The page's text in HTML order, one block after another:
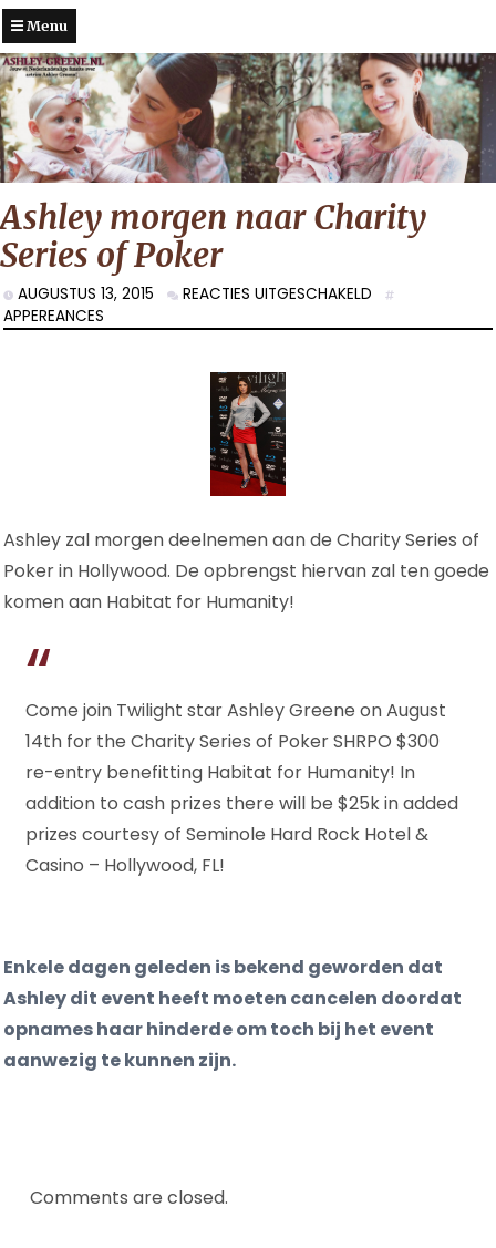
Menu
Ashley morgen naar Charity
Series of Poker
AUGUSTUS 13, 2015 REACTIES UITGESCHAKELD VOOR
MORGEN
APPEREANCES
Ashley zal morgen deelnemen aan de Charity Series of
Poker in Hollywood. De opbrengst hiervan zal ten goede
komen aan Habitat for Humanity!
Come join Twilight star Ashley Greene on August
14th for the Charity Series of Poker SHRPO $300
re-entry benefitting Habitat for Humanity! In
addition to cash prizes there will be $25k in added
prizes courtesy of Seminole Hard Rock Hotel &
Casino – Hollywood, FL!
Enkele dagen geleden is bekend geworden dat
Ashley dit event heeft moeten cancelen doordat
opnames haar hinderde om toch bij het event
aanwezig te kunnen zijn.
Comments are closed.